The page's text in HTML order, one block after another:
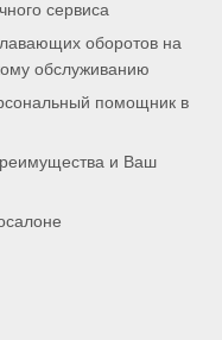
сервиса
оборотов на
обслуживанию
помощник в
и Ваш